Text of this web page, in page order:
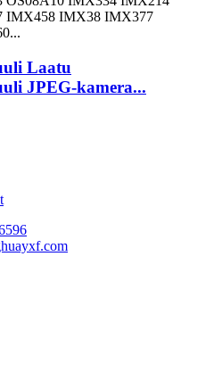
Laatu
JPEG-kamera...